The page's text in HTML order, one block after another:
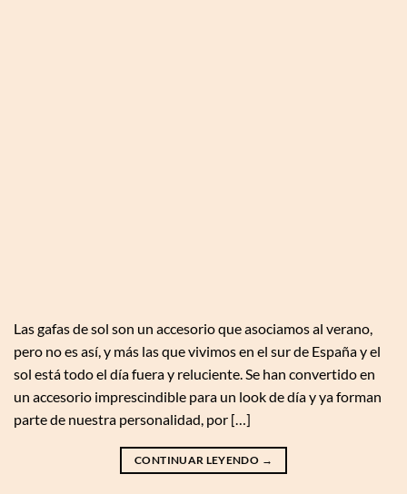
Las gafas de sol son un accesorio que asociamos al verano,
pero no es así, y más las que vivimos en el sur de España y el
sol está todo el día fuera y reluciente. Se han convertido en
un accesorio imprescindible para un look de día y ya forman
parte de nuestra personalidad, por […]
CONTINUAR LEYENDO →